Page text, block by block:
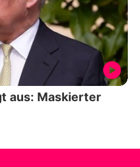
aus: Maskierter